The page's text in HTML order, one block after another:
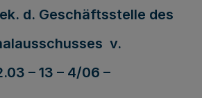
d. Geschäftsstelle des
v.
– 13 – 4/06 –